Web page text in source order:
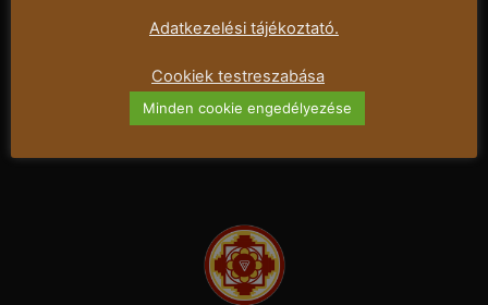
Mandala Dalszínház © 2021 – Minden jog
fenntartva.
Adatkezelési tájékoztató.
Cookiek testreszabása
Minden cookie engedélyezése